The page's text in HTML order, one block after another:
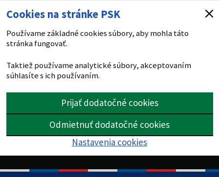
Cookies na stránke PSK
Používame základné cookies súbory, aby mohla táto
stránka fungovať.
Taktiež používame analytické súbory, akceptovaním
súhlasíte s ich používaním.
Prijať dodatočné cookies
Odmietnuť dodatočné cookies
Nastavenia cookies